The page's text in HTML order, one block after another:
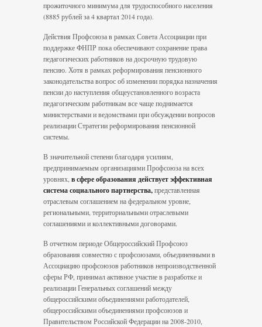
прожиточного минимума для трудоспособного населения
(8885 рублей за 4 квартал 2014 года).
Действия Профсоюза в рамках Совета Ассоциации при
поддержке ФНПР пока обеспечивают сохранение права
педагогических работников на досрочную трудовую
пенсию. Хотя в рамках реформирования пенсионного
законодательства вопрос об изменении порядка назначения
пенсии до наступления общеустановленного возраста
педагогическим работникам все чаще поднимается
министерствами и ведомствами при обсуждении вопросов
реализации Стратегии реформирования пенсионной
системы.
В значительной степени благодаря усилиям,
предпринимаемым организациями Профсоюза на всех
уровнях,в сфере образования действует эффективная
система социального партнерства,представленная
отраслевым соглашением на федеральном уровне,
региональными, территориальными отраслевыми
соглашениями и коллективными договорами.
В отчетном периоде Общероссийский Профсоюз
образования совместно с профсоюзами, объединенными в
Ассоциацию профсоюзов работников непроизводственной
сферы РФ, принимал активное участие в разработке и
реализации Генеральных соглашений между
общероссийскими объединениями работодателей,
общероссийскими объединениями профсоюзов и
Правительством Российской Федерации на 2008-2010,